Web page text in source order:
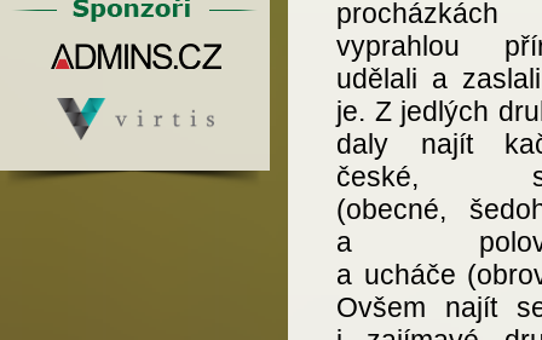
procházkách
vyprahlou
udělali a
je. Z jedlých
daly najít
české,
(obecné,
a
a ucháče
Ovšem najít